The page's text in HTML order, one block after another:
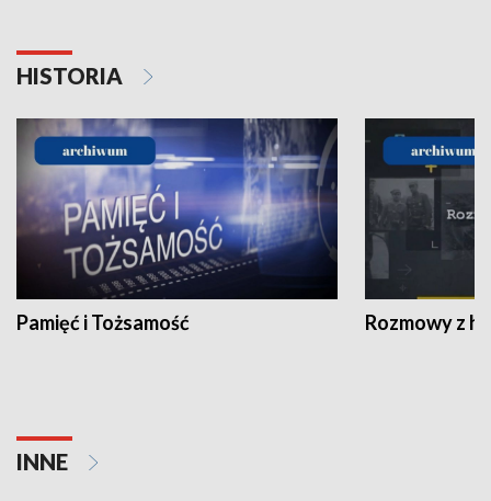
HISTORIA
Pamięć i Tożsamość Rozmowy z
INNE